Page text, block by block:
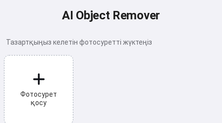
AI Object Remover
Тазартқыңыз келетін фотосуретті жүктеңіз
Фотосурет
қосу